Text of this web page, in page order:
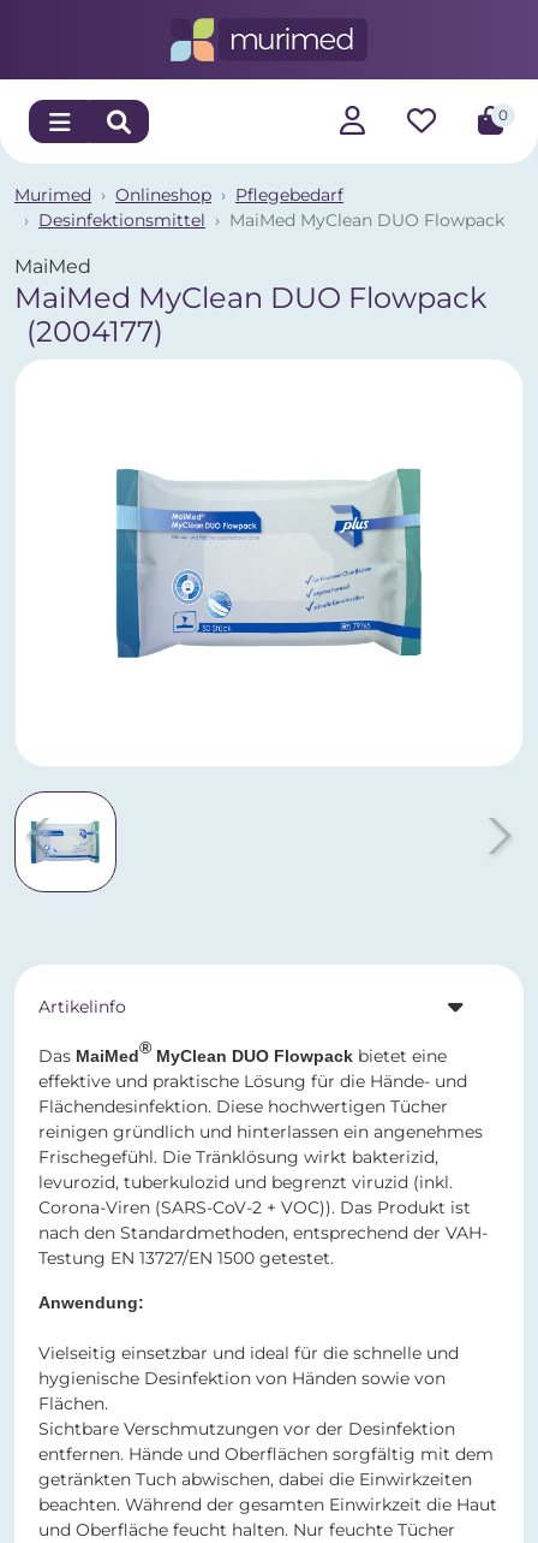
0
Murimed Onlineshop
Pflegebedarf
Desinfektionsmittel
MaiMed MyClean DUO Flowpack
MaiMed
MaiMed MyClean DUO Flowpack
(2004177)
Artikelinfo
Das MaiMed® MyClean DUO Flowpack bietet eine
effektive und praktische Lösung für die Hände- und
Flächendesinfektion. Diese hochwertigen Tücher
reinigen gründlich und hinterlassen ein angenehmes
Frischegefühl. Die Tränklösung wirkt bakterizid,
levurozid, tuberkulozid und begrenzt viruzid (inkl.
Corona-Viren (SARS-CoV-2 + VOC)). Das Produkt ist
nach den Standardmethoden, entsprechend der VAH-
Testung EN 13727/EN 1500 getestet.
Anwendung:
Vielseitig einsetzbar und ideal für die schnelle und
hygienische Desinfektion von Händen sowie von
Flächen.
Sichtbare Verschmutzungen vor der Desinfektion
entfernen. Hände und Oberflächen sorgfältig mit dem
getränkten Tuch abwischen, dabei die Einwirkzeiten
beachten. Während der gesamten Einwirkzeit die Haut
und Oberfläche feucht halten. Nur feuchte Tücher